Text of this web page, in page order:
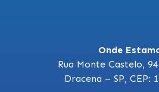
Onde
Rua Monte Castelo,
Dracena – SP, CEP: